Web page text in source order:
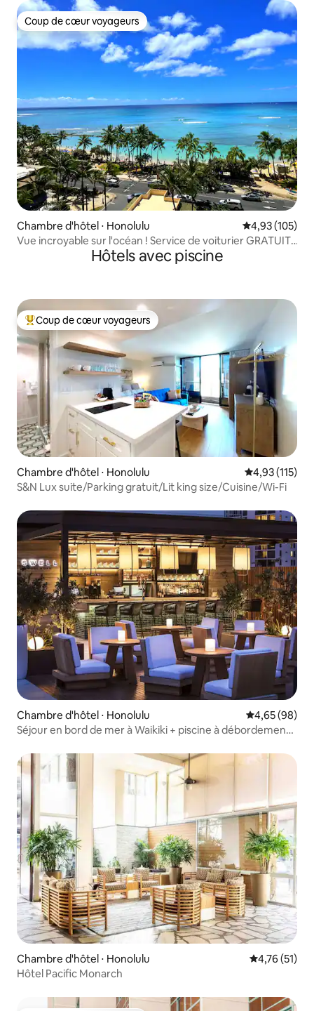
Coup de cœur voyageurs
Coup de cœur voyageurs
Chambre d'hôtel ⋅ Honolulu Évaluation
4,93 (105)
Vue incroyable sur l'océan ! Service de voiturier GRATUIT,
Hôtels avec piscine
Coups de cœur voyageurs les plus appréciés
Coup de cœur voyageurs
Chambre d'hôtel ⋅ Honolulu Évaluation
4,93 (115)
S&N Lux suite/Parking gratuit/Lit king size/Cuisine/Wi-Fi
Chambre d'hôtel ⋅ Honolulu Évaluation
4,65 (98)
Séjour en bord de mer à Waikiki + piscine à débordement.
Chambre d'hôtel ⋅ Honolulu Évaluation
4,76 (51)
Hôtel Pacific Monarch